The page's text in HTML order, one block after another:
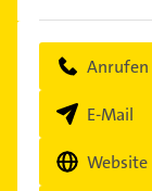
Anrufen
E-Mail
Website